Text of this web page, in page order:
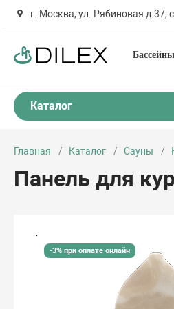
г. Москва, ул. Рябиновая д.37,
Каталог
Главная Каталог Сауны
Панель для
-3% при оплате онлайн